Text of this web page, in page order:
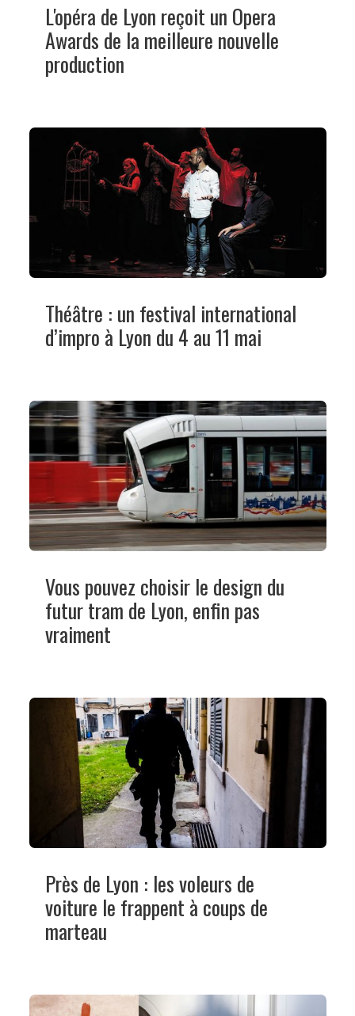
L'opéra de Lyon reçoit un Opera
Awards de la meilleure nouvelle
production
Théâtre : un festival international
d’impro à Lyon du 4 au 11 mai
Vous pouvez choisir le design du
futur tram de Lyon, enfin pas
vraiment
Près de Lyon : les voleurs de
voiture le frappent à coups de
marteau